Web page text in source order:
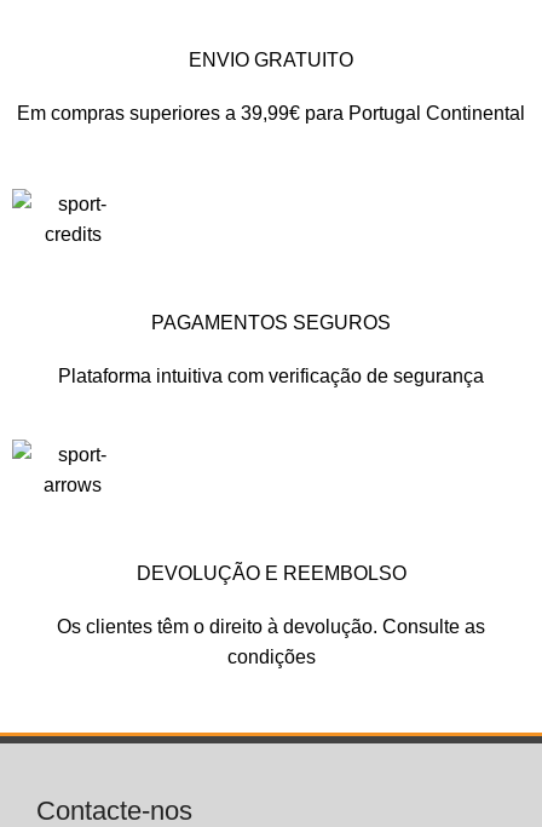
ENVIO GRATUITO
Em compras superiores a 39,99€ para Portugal Continental
PAGAMENTOS SEGUROS
Plataforma intuitiva com verificação de segurança
DEVOLUÇÃO E REEMBOLSO
Os clientes têm o direito à devolução. Consulte as
condições
Contacte-nos